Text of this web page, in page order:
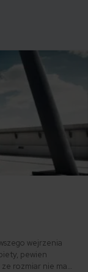
wejrzenia
pewien
ze rozmiar nie ma